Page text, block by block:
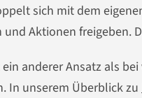
sich mit dem
und Aktionen freigeben.
ein anderer Ansatz als
In unserem Überblick zu